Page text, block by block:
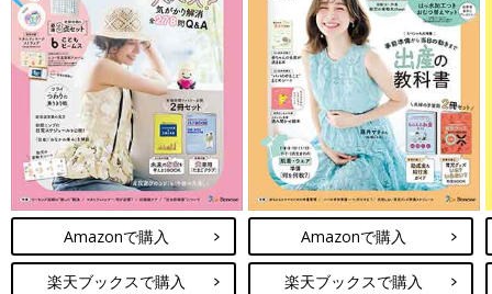
Amazonで購入
楽天ブックスで購入
Amazonで購入
楽天ブックスで購入